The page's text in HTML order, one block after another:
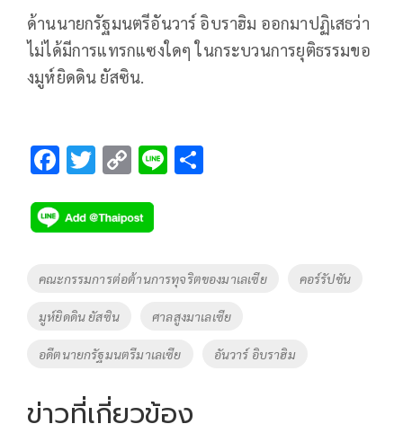
ด้านนายกรัฐมนตรีอันวาร์ อิบราฮิม ออกมาปฏิเสธว่า
ไม่ได้มีการแทรกแซงใดๆ ในกระบวนการยุติธรรมขอ
งมูห์ยิดดิน ยัสซิน.
F
e
b
o
o
k
T
tt
er
C
p
y
Li
Li
Tags
คณะกรรมการต่อต้านการทุจริตของมาเลเซีย คอร์รัปชัน
มูห์ยิดดิน ยัสซิน ศาลสูงมาเลเซีย
อดีตนายกรัฐมนตรีมาเลเซีย อันวาร์ อิบราฮิม
ข่าวที่เกี่ยวข้อง